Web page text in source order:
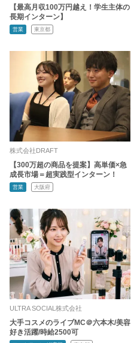
【最高月収100万円越え！学生主体の
長期インターン】
営業 東京都
株式会社DRAFT
【300万超の商品を提案】高単価×急
成長市場＝超実践型インターン！
営業 大阪府
ULTRA SOCIAL株式会社
大手コスメのライブMC＠六本木/美容
好き活躍/時給2500可